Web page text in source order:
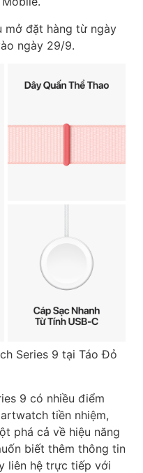
mở đặt hàng từ ngày
ngày 29/9.
Series 9 tại Táo Đỏ
9 có nhiều điểm
tiền nhiệm,
phá cả về hiệu năng
biết thêm thông tin
liên hệ trực tiếp với